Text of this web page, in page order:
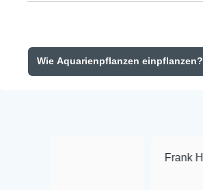
Wie Aquarienpflanzen einpflanzen?
Frank Hackmayer